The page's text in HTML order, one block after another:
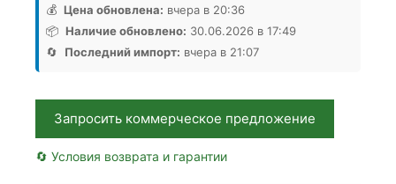
ГРЛ
8,5
10.00.003,
Аналог,
💰 Цена обновлена: вчера в 20:36
📦 Наличие обновлено: 30.06.2026 в 17:49
🔄
Последний импорт: вчера в 21:07
Запросить коммерческое предложение
🔄 Условия возврата и гарантии